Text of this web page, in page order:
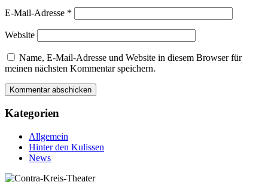
E-Mail-Adresse *
Website
Name, E-Mail-Adresse und Website in diesem Browser für
meinen nächsten Kommentar speichern.
Kategorien
Allgemein
Hinter den Kulissen
News